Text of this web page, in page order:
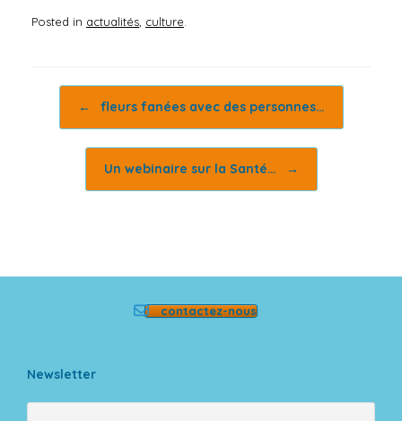
Posted in actualités, culture.
← fleurs fanées avec des personnes…
Un webinaire sur la Santé… →
contactez-nous
Newsletter